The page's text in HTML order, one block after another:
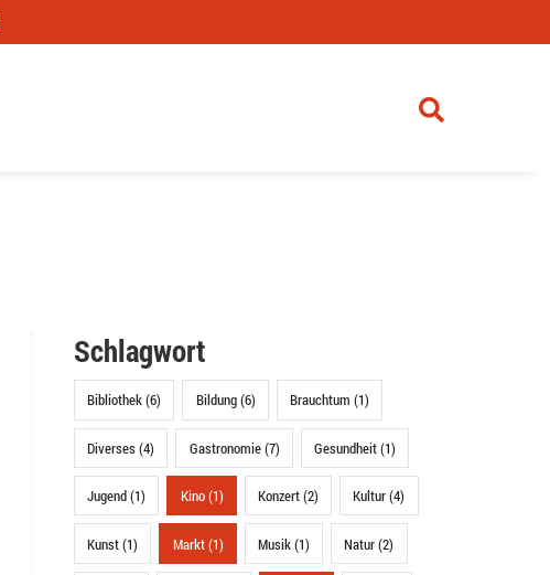
Schlagwort
Bibliothek (6) Bildung (6) Brauchtum (1)
Diverses (4) Gastronomie (7) Gesundheit (1)
Jugend (1) Kino (1) Konzert (2) Kultur (4)
Kunst (1) Markt (1) Musik (1) Natur (2)